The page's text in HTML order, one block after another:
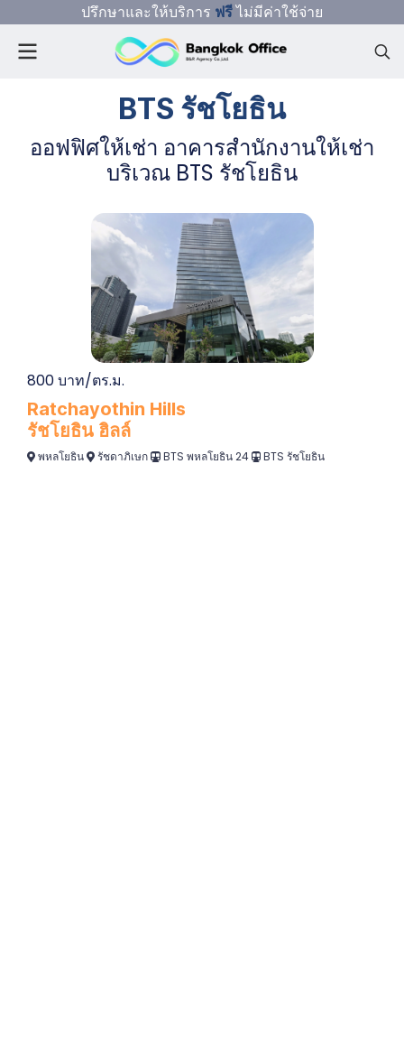
ปรึกษาและให้บริการ ฟรีไม่มีค่าใช้จ่าย
BTS รัชโยธิน
ออฟฟิศให้เช่า อาคารสำนักงานให้เช่า
บริเวณ BTS รัชโยธิน
800 บาท/ตร.ม.
Ratchayothin Hills
รัชโยธิน ฮิลล์
พหลโยธิน รัชดาภิเษก BTS พหลโยธิน 24 BTS รัชโยธิน